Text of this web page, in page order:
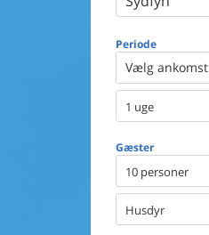
Periode
Vælg ankomst
1 uge
Gæster
10 personer
Husdyr